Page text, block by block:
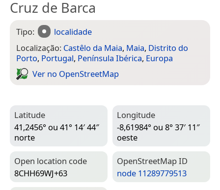
Cruz de Barca
Tipo:
localidade
Localização: Castêlo da Maia, Maia, Distrito do
Porto, Portugal, Península Ibérica, Europa
Ver no Open­Street­Map
Latitude
41,2456° ou 41° 14′ 44″
norte
Longitude
-8,61984° ou 8° 37′ 11″
oeste
Open location code
8CHH69WJ+63
Open­Street­Map ID
node 11289779513